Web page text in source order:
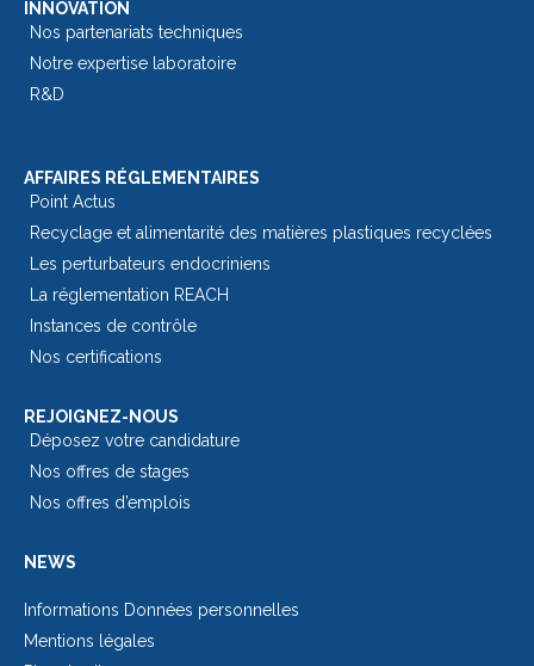
INNOVATION
Nos partenariats techniques
Notre expertise laboratoire
R&D
AFFAIRES RÉGLEMENTAIRES
Point Actus
Recyclage et alimentarité des matières plastiques recyclées
Les perturbateurs endocriniens
La réglementation REACH
Instances de contrôle
Nos certifications
REJOIGNEZ-NOUS
Déposez votre candidature
Nos offres de stages
Nos offres d’emplois
NEWS
Informations Données personnelles
Mentions légales